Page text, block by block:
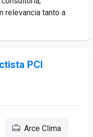
relevancia tanto a
PCI
Arce Clima